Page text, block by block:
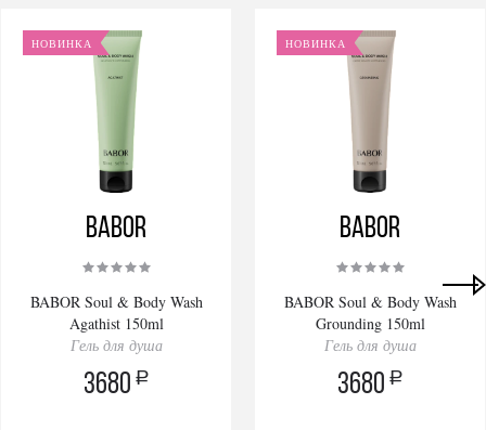
НОВИНКА
BABOR
BABOR Soul & Body Wash
Agathist 150ml
Гель для душа
3680 a
НОВИНКА
BABOR
BABOR Soul & Body Wash
Grounding 150ml
Гель для душа
3680 a